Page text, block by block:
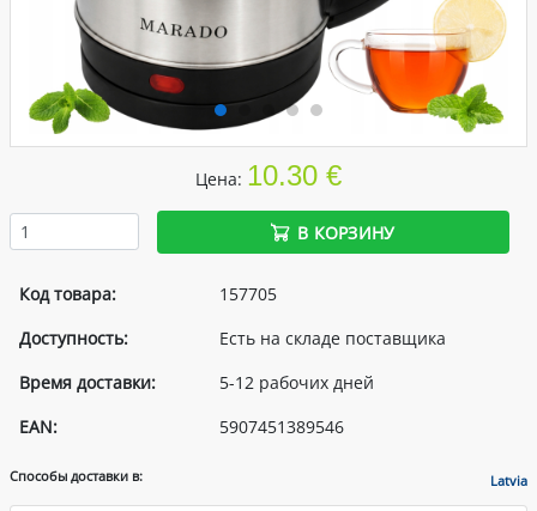
Цена: 10.30 €
В КОРЗИНУ
Код товара:
157705
Доступность:
Есть на складе поставщика
Время доставки:
5-12 рабочих дней
EAN:
5907451389546
Способы доставки в: Latvia